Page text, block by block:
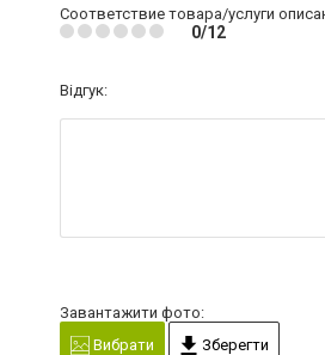
Соответствие товара/услуги
0/12
Відгук:
Завантажити фото:
Вибрати
Зберегти